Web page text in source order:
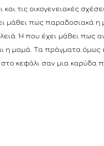
τις οικογενειακές
μάθει πως παραδοσιακά η
Ή που έχει μάθει πως
η μαμά. Τα πράγματα όμως
στο κεφάλι σαν μια καρύδα